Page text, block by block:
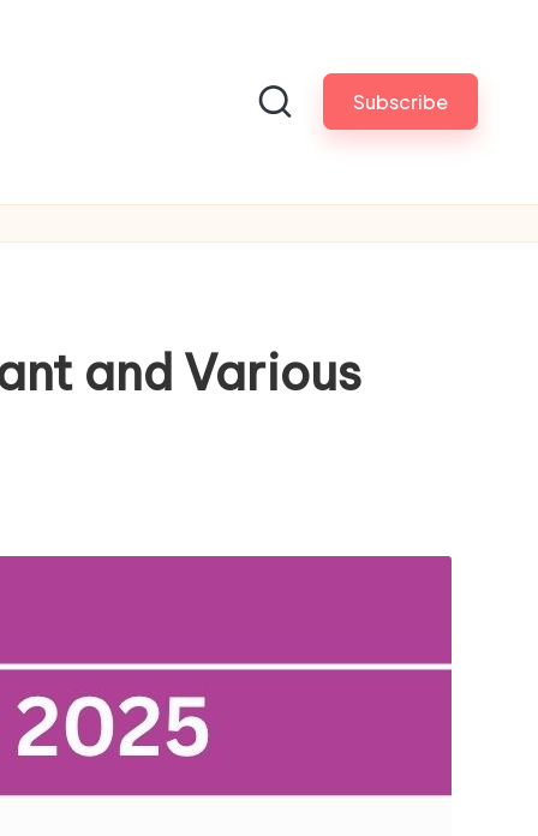
Subscribe
and Various